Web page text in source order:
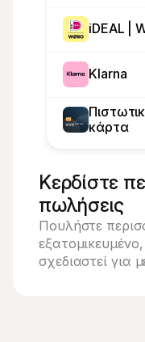
iDEAL |
Klarna
κάρτα
Κερδίστε
πωλήσεις
Πουλήστε
σχεδιαστεί για